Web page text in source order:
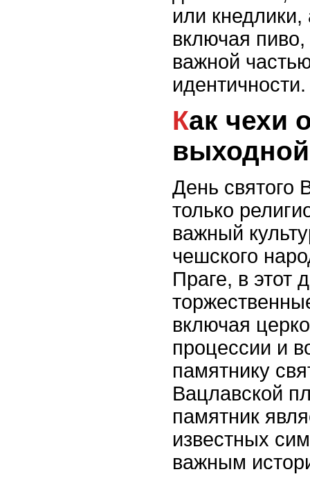
или кнедлики,
включая пиво,
важной
идентичности.
Как чехи отмечают
День святого
только
важный
чешского
Праге, в этот
включая
процессии и
памятнику
Вацлавской
памятник
известных
важным